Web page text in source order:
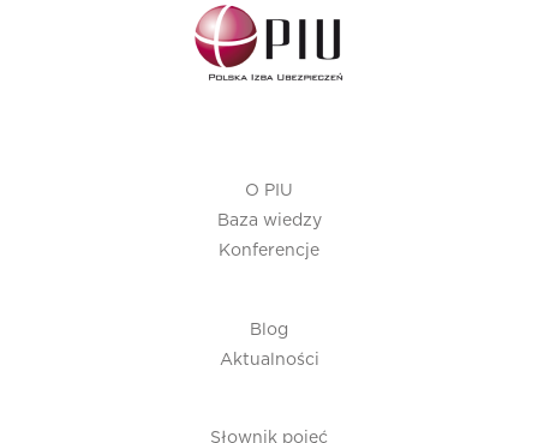
O PIU
Baza wiedzy
Konferencje
Blog
Aktualności
Słownik pojęć